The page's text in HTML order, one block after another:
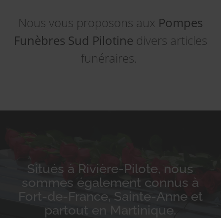
Nous vous proposons aux Pompes
Funèbres Sud Pilotine divers articles
funéraires.
Situés à Rivière-Pilote, nous
sommes également connus à
Fort-de-France, Sainte-Anne et
partout en Martinique.